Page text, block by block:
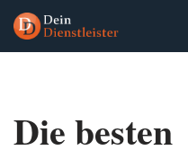
Zum
Die besten